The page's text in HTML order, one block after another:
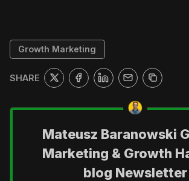
Growth Marketing
SHARE
Mateusz Baranowski
Marketing & Growth
blog Newsletter